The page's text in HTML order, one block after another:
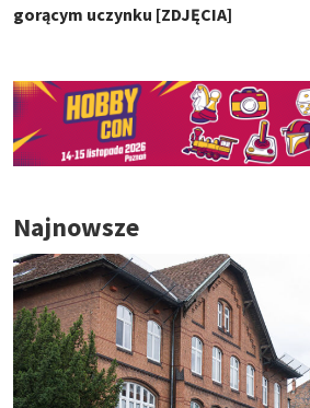
gorącym uczynku [ZDJĘCIA]
Najnowsze